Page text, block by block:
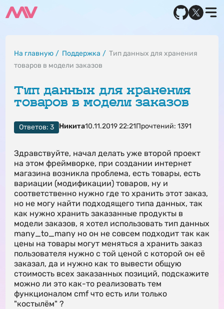
На главную Поддержка
Тип данных для хранения
товаров в модели заказов
Тип данных для хранения
товаров в модели заказов
Ответов: 3 Никита10.11.2019 22:21Прочтений: 1391
Здравствуйте, начал делать уже второй проект
на этом фреймворке, при создании интернет
магазина возникла проблема, есть товары, есть
вариации (модификации) товаров, ну и
соответственно нужно где то хранить этот заказ,
но не могу найти подходящего типа данных, так
как нужно хранить заказанные продукты в
модели заказов, я хотел использовать тип данных
many_to_many но он не совсем подходит так как
цены на товары могут меняться а хранить заказ
пользователя нужно с той ценой с которой он её
заказал, да и нужно как то вывести общую
стоимость всех заказанных позиций, подскажите
можно ли это как-то реализовать тем
функционалом cmf что есть или только
"костылём" ?